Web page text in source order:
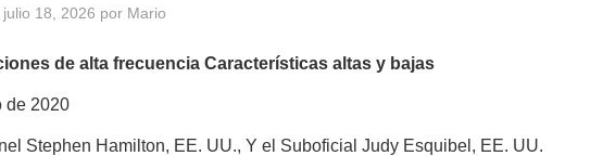
julio 18, 2026 por Mario
de alta frecuencia Características altas y bajas
de 2020
Stephen Hamilton, EE. UU., Y el Suboficial Judy Esquibel, EE. UU.